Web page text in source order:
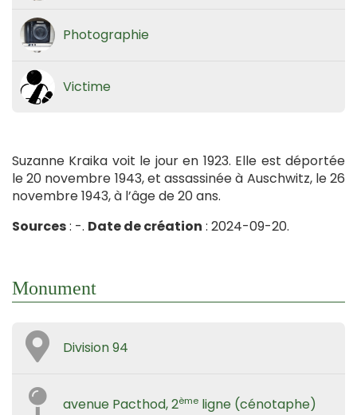
Photographie
Victime
Suzanne Kraika voit le jour en 1923. Elle est déportée
le 20 novembre 1943, et assassinée à Auschwitz, le 26
novembre 1943, à l’âge de 20 ans.
Sources: -. Date de création : 2024-09-20.
Monument
Division 94
avenue Pacthod, 2ème ligne (cénotaphe)